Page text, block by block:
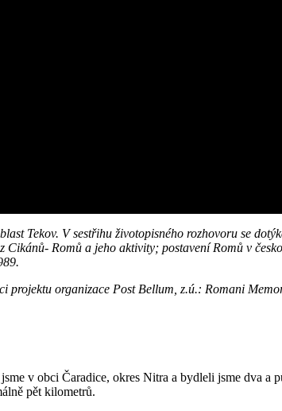
Tekov. V sestřihu životopisného rozhovoru se
Cikánů- Romů a jeho aktivity; postavení Romů v
organizace Post Bellum, z.ú.: Romani
v obci Čaradice, okres Nitra a bydleli jsme dva
pět kilometrů.